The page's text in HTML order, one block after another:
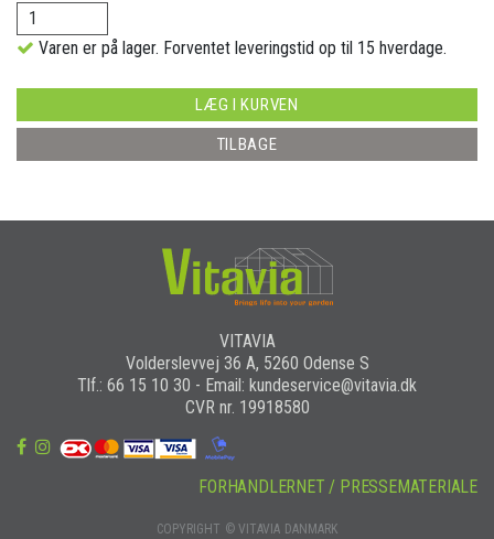
Varen er på lager. Forventet leveringstid op til 15 hverdage.
LÆG I KURVEN
TILBAGE
VITAVIA
Volderslevvej 36 A, 5260 Odense S
Tlf.: 66 15 10 30 - Email: kundeservice@vitavia.dk
CVR nr. 19918580
COPYRIGHT © VITAVIA DANMARK
FORHANDLERNET / PRESSEMATERIALE